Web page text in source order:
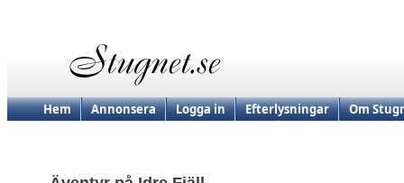
Hem Annonsera Logga in Efterlysningar Om